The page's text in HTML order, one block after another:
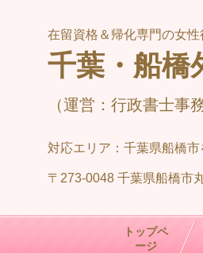
在留資格＆帰化専門の女
千葉・船橋
（運営：行政書士事
対応エリア： 千葉県船橋市
〒273-0048 千葉県船橋
トップペ
ージ